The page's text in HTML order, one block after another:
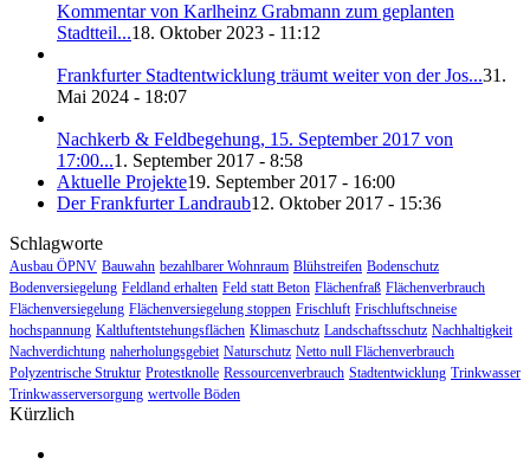
Kommentar von Karlheinz Grabmann zum geplanten
Stadtteil...18. Oktober 2023 - 11:12
Frankfurter Stadtentwicklung träumt weiter von der Jos...31.
Mai 2024 - 18:07
Nachkerb & Feldbegehung, 15. September 2017 von
17:00...1. September 2017 - 8:58
Aktuelle Projekte19. September 2017 - 16:00
Der Frankfurter Landraub12. Oktober 2017 - 15:36
Schlagworte
Ausbau ÖPNV Bauwahn bezahlbarer Wohnraum Blühstreifen Bodenschutz
Bodenversiegelung Feldland erhalten Feld statt Beton Flächenfraß Flächenverbrauch
Flächenversiegelung Flächenversiegelung stoppen Frischluft Frischluftschneise
hochspannung Kaltluftentstehungsflächen Klimaschutz Landschaftsschutz Nachhaltigkeit
Nachverdichtung naherholungsgebiet Naturschutz Netto null Flächenverbrauch
Polyzentrische Struktur Protestknolle Ressourcenverbrauch Stadtentwicklung Trinkwasser
Trinkwasserversorgung wertvolle Böden
Kürzlich